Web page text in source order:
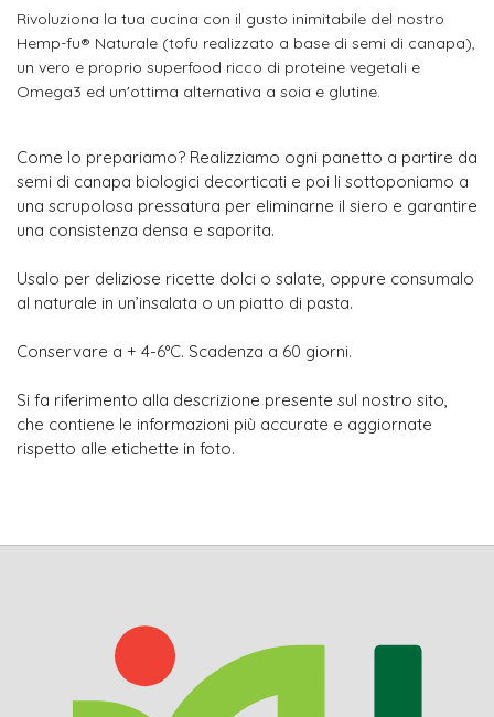
Rivoluziona la tua cucina con il gusto inimitabile del nostro
Hemp-fu® Naturale (tofu realizzato a base di semi di canapa),
un vero e proprio superfood ricco di proteine vegetali e
Omega3 ed un'ottima alternativa a soia e glutine.
Come lo prepariamo? Realizziamo ogni panetto a partire da
semi di canapa biologici decorticati e poi li sottoponiamo a
una scrupolosa pressatura per eliminarne il siero e garantire
una consistenza densa e saporita.
Usalo per deliziose ricette dolci o salate, oppure consumalo
al naturale in un’insalata o un piatto di pasta.
Conservare a + 4-6°C. Scadenza a 60 giorni.
Si fa riferimento alla descrizione presente sul nostro sito,
che contiene le informazioni più accurate e aggiornate
rispetto alle etichette in foto.